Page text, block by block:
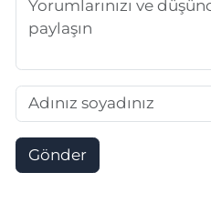
Gönder